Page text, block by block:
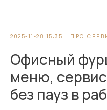
2025-11-28 15:35 ПРО
Офисный
меню,
без пауз в